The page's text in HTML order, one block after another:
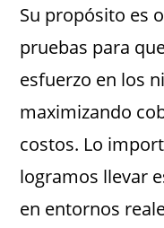
Su propósito es
pruebas para
esfuerzo en los
maximizando
costos. Lo
logramos llevar
en entornos